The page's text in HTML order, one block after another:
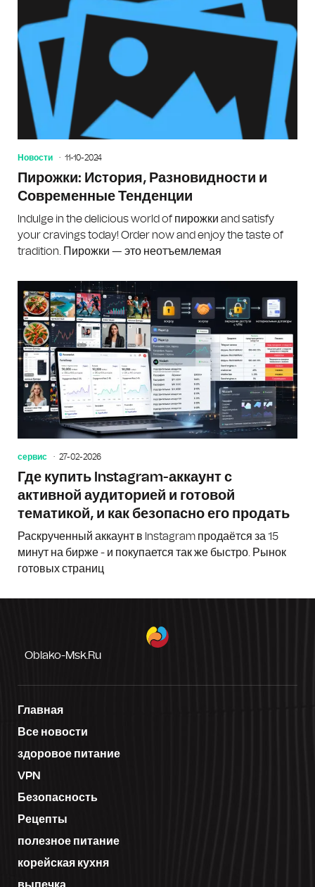
Новости 11-10-2024
Пирожки: История, Разновидности и
Современные Тенденции
Indulge in the delicious world of пирожки and satisfy
your cravings today! Order nowand enjoy the taste of
tradition. Пирожки — это неотъемлемая
сервис 27-02-2026
Где купить Instagram-аккаунт с
активной аудиторией и готовой
тематикой, и как безопасно его продать
Раскрученный аккаунт в Instagram продаётся за 15
минут на бирже - и покупается так же быстро. Рынок
готовых страниц
Oblako-Msk.ru
Главная
Все новости
здоровое питание
VPN
Безопасность
Рецепты
полезное питание
корейская кухня
выпечка